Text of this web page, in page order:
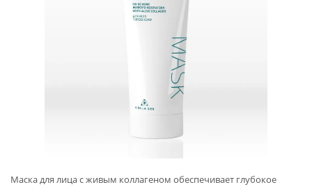
Маска для лица с живым коллагеном обеспечивает глубокое